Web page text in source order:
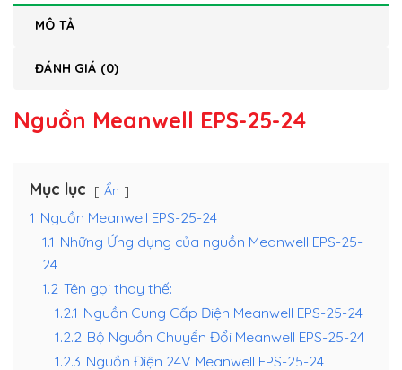
MÔ TẢ
ĐÁNH GIÁ (0)
Nguồn Meanwell EPS-25-24
Mục lục Ẩn
1 Nguồn Meanwell EPS-25-24
1.1 Những Ứng dụng của nguồn Meanwell EPS-25-
24
1.2 Tên gọi thay thế:
1.2.1 Nguồn Cung Cấp Điện Meanwell EPS-25-24
1.2.2 Bộ Nguồn Chuyển Đổi Meanwell EPS-25-24
1.2.3 Nguồn Điện 24V Meanwell EPS-25-24